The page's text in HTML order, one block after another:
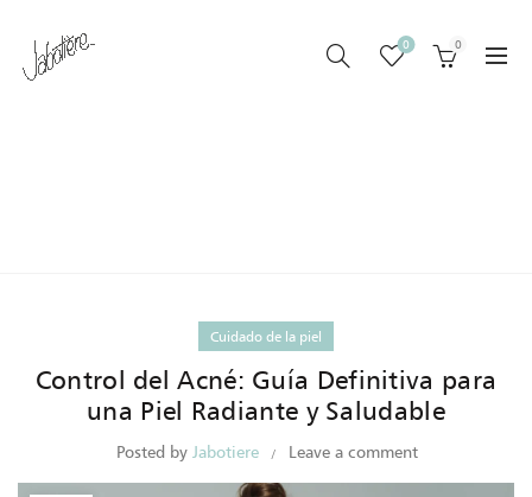
0 0
Cuidado de la piel
Control del Acné: Guía Definitiva para
una Piel Radiante y Saludable
Posted by Jabotiere Leave a comment